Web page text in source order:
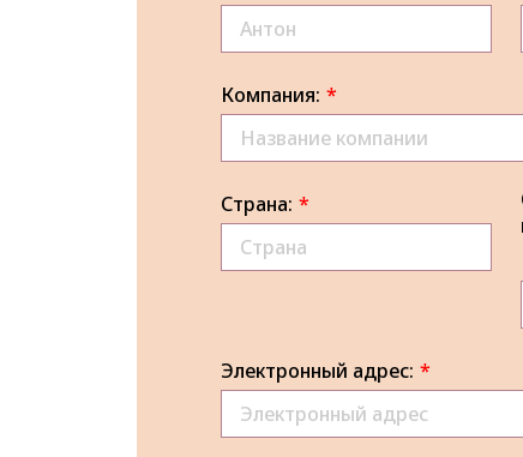
Компания: *
Страна: *
Электронный адрес: *